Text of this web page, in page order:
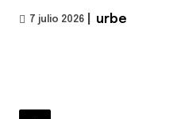
7 julio 2026 urbe